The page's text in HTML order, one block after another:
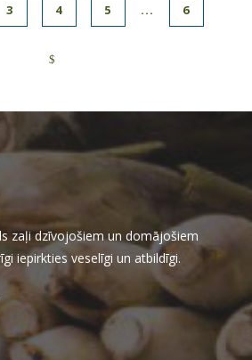
3 4 5 ... 6
zaļi dzīvojošiem un domājošiem
iepirkties veselīgi un atbildīgi.